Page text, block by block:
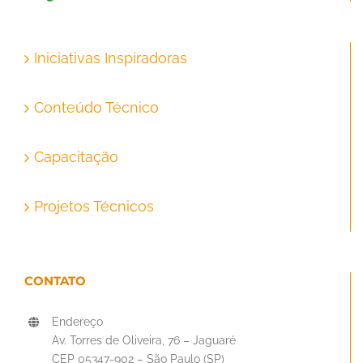
Iniciativas Inspiradoras
Conteúdo Técnico
Capacitação
Projetos Técnicos
CONTATO
Endereço
Av. Torres de Oliveira, 76 – Jaguaré
CEP 05347-902 – São Paulo (SP)